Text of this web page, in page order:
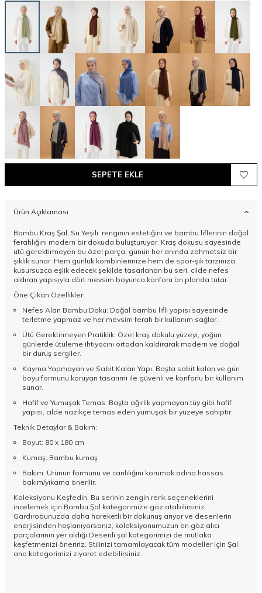
SEPETE EKLE
Ürün Açıklaması
Bambu Kraş Şal, Su Yeşili renginin estetiğini ve bambu liflerinin doğal
ferahlığını modern bir dokuda buluşturuyor. Kraş dokusu sayesinde
ütü gerektirmeyen bu özel parça, günün her anında zahmetsiz bir
şıklık sunar. Hem günlük kombinlerinize hem de spor-şık tarzınıza
kusursuzca eşlik edecek şekilde tasarlanan bu seri, cilde nefes
aldıran yapısıyla dört mevsim boyunca konforu ön planda tutar.
Öne Çıkan Özellikler:
Nefes Alan Bambu Doku: Doğal bambu lifli yapısı sayesinde
terletme yapmaz ve her mevsim ferah bir kullanım sağlar.
Ütü Gerektirmeyen Pratiklik: Özel kraş dokulu yüzeyi, yoğun
günlerde ütüleme ihtiyacını ortadan kaldırarak modern ve doğal
bir duruş sergiler.
Kayma Yapmayan ve Sabit Kalan Yapı: Başta sabit kalan ve gün
boyu formunu koruyan tasarımı ile güvenli ve konforlu bir kullanım
sunar.
Hafif ve Yumuşak Temas: Başta ağırlık yapmayan tüy gibi hafif
yapısı, cilde nazikçe temas eden yumuşak bir yüzeye sahiptir.
Teknik Detaylar & Bakım:
Boyut: 80 x 180 cm
Kumaş: Bambu kumaş
Bakım: Ürünün formunu ve canlılığını korumak adına hassas
bakım/yıkama önerilir.
Koleksiyonu Keşfedin: Bu serinin zengin renk seçeneklerini
incelemek için Bambu Şal kategorimize göz atabilirsiniz.
Gardırobunuzda daha hareketli bir dokunuş arıyor ve desenlerin
enerjisinden hoşlanıyorsanız, koleksiyonumuzun en göz alıcı
parçalarının yer aldığı Desenli şal kategorimizi de mutlaka
keşfetmenizi öneririz. Stilinizi tamamlayacak tüm modeller için Şal
ana kategorimizi ziyaret edebilirsiniz.